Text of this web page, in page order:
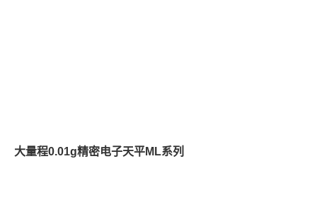
大量程0.01g精密电子天平ML系列